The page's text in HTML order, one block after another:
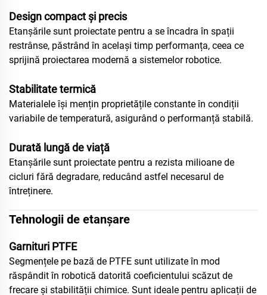
Design compact și precis
Etanșările sunt proiectate pentru a se încadra în spații
restrânse, păstrând în același timp performanța, ceea ce
sprijină proiectarea modernă a sistemelor robotice.
Stabilitate termică
Materialele își mențin proprietățile constante în condiții
variabile de temperatură, asigurând o performanță stabilă.
Durată lungă de viață
Etanșările sunt proiectate pentru a rezista milioane de
cicluri fără degradare, reducând astfel necesarul de
întreținere.
Tehnologii de etanșare
Garnituri PTFE
Segmențele pe bază de PTFE sunt utilizate în mod
răspândit în robotică datorită coeficientului scăzut de
frecare și stabilității chimice. Sunt ideale pentru aplicații de